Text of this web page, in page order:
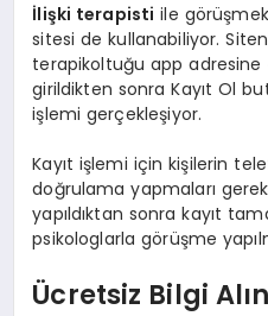
İlişki terapisti ile
sitesi de kullanabiliyor.
terapikoltuğu app
girildikten sonra Kayıt Ol
işlemi gerçekleşiyor.
Kayıt işlemi için kişilerin
doğrulama yapmaları
yapıldıktan sonra kayıt
psikologlarla görüşme
Ücretsiz Bilgi